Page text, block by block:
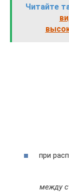
Читайте
при
между